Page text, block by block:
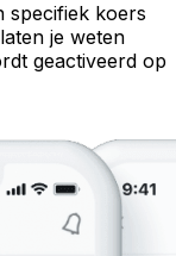
specifiek koers
je weten
geactiveerd op